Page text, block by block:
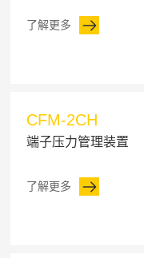
了解更多
CFM-2CH
端子压力管理装置
了解更多